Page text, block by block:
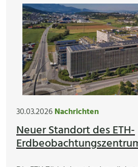
30.03.2026Nachrichten
Neuer Standort des ETH-